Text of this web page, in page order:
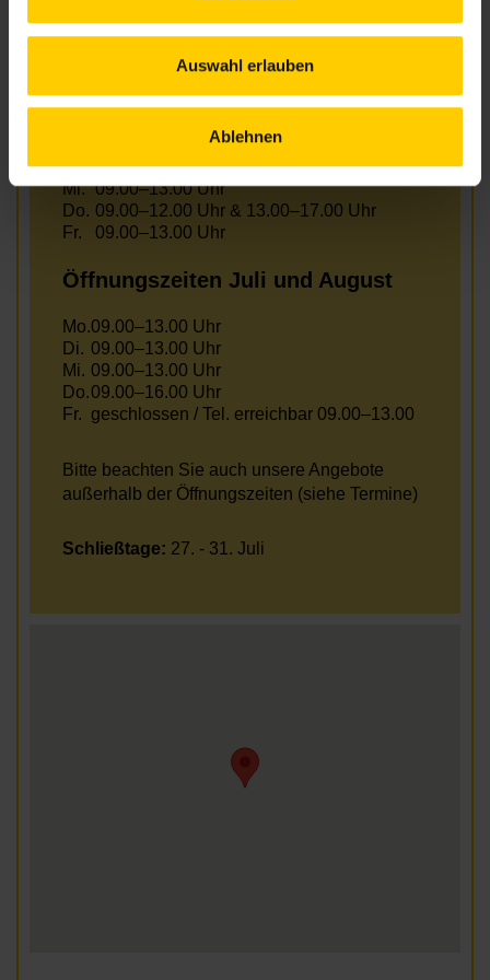
Auswahl erlauben
Ablehnen
Öffnungszeiten Juni
09.00–12.00 Uhr & 13.00–17.00 Uhr
Di. 09.00–13.00 Uhr
Mi. 09.00–13.00 Uhr
Do. 09.00–12.00 Uhr & 13.00–17.00 Uhr
Fr.
09.00–13.00 Uhr
Öffnungszeiten Juli und August
Mo.09.00–13.00 Uhr
Di. 09.00–13.00 Uhr
Mi. 09.00–13.00 Uhr
Do.09.00–16.00 Uhr
Fr. geschlossen / Tel. erreichbar 09.00–13.00
Bitte beachten Sie auch unsere Angebote
außerhalb der Öffnungszeiten (siehe Termine)
Schließtage: 27. - 31. Juli